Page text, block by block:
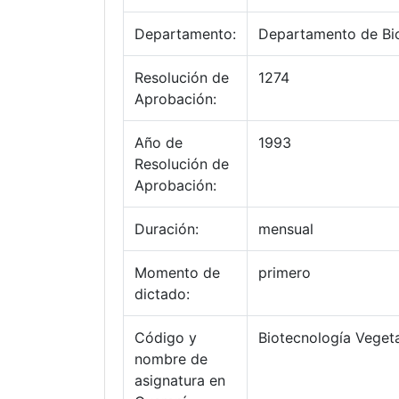
Departamento: Departamento de
Resolución de
Aprobación:
1274
Año de
Resolución de
Aprobación:
1993
Duración: mensual
Momento de
dictado:
primero
Código y
nombre de
asignatura en
Biotecnología